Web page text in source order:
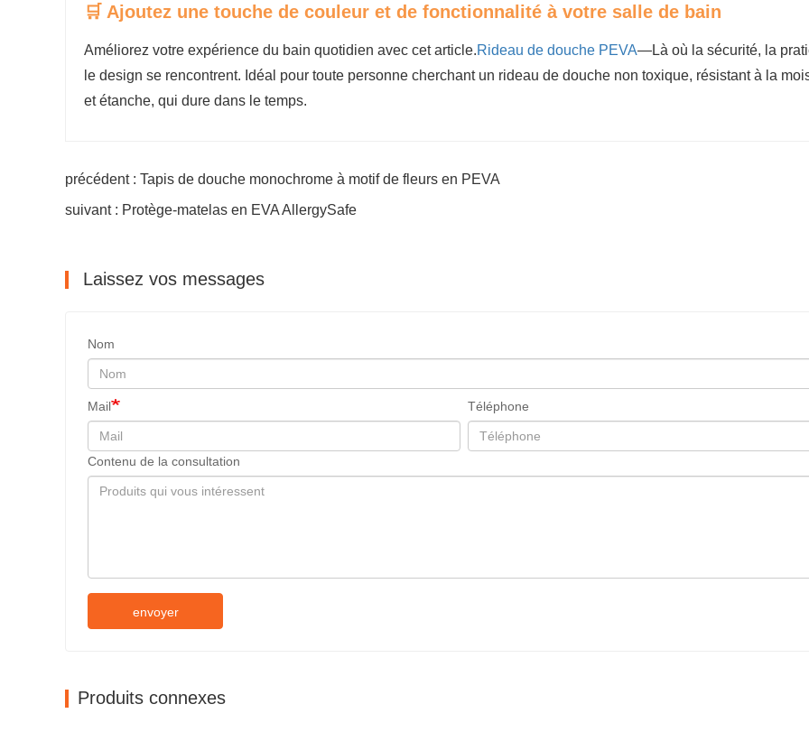
🛒 Ajoutez une touche de couleur et de fonctionnalité à votre salle de bain
Améliorez votre expérience du bain quotidien avec cet article.Rideau de douche PEVA—Là où la sécurité, la
le design se rencontrent. Idéal pour toute personne cherchant un rideau de douche non toxique, résistant à la
et étanche, qui dure dans le temps.
précédent : Tapis de douche monochrome à motif de fleurs en PEVA
suivant : Protège-matelas en EVA AllergySafe
Laissez vos messages
Nom
Mail Téléphone
Contenu de la consultation
envoyer
Produits connexes